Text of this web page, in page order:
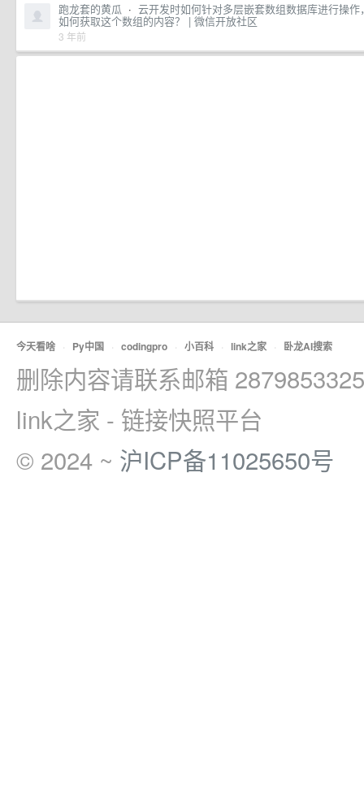
跑龙套的黄瓜 · 云开发时如何针对多层嵌套数组数据库进行操
如何获取这个数组的内容？ | 微信开放社区
3 年前
今天看啥 · Py中国 · codingpro · 小百科 · link之家 · 卧龙AI搜索
删除内容请联系邮箱
link之家 - 链接快照平台
© 2024 ~ 沪ICP备11025650号